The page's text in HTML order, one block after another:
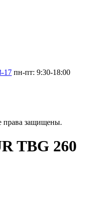
17 пн-пт: 9:30-18:00
защищены.
TBG 260